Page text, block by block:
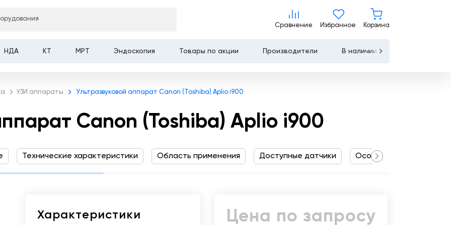
Сервисное
Сравнение
Сравнение
Избранное Корзина
НДА КТ МРТ Эндоскопия Товары по акции Производители В наличии
УЗИ аппараты Ультразвуковой аппарат Canon (Toshiba) Aplio i900
Canon (Toshiba) Aplio i900
Цена по запросу
Запросить КП Купить
Canon (Toshiba) Aplio i900
Технические характеристики Область применения Доступные датчики Особенности системы
Характеристики Цена по запросу